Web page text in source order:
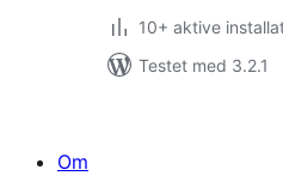
10+ aktive
Testet med 3.2.1
Om